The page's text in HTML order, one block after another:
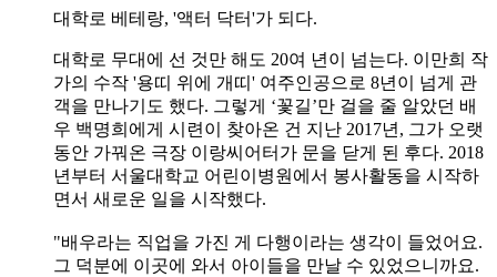
대학로 베테랑, '액터 닥터'가 되다.
대학로 무대에 선 것만 해도 20여 년이 넘는다. 이만희 작
가의 수작 '용띠 위에 개띠' 여주인공으로 8년이 넘게 관
객을 만나기도 했다. 그렇게 ‘꽃길’만 걸을 줄 알았던 배
우 백명희에게 시련이 찾아온 건 지난 2017년, 그가 오랫
동안 가꿔온 극장 이랑씨어터가 문을 닫게 된 후다. 2018
년부터 서울대학교 어린이병원에서 봉사활동을 시작하
면서 새로운 일을 시작했다.
"배우라는 직업을 가진 게 다행이라는 생각이 들었어요.
그 덕분에 이곳에 와서 아이들을 만날 수 있었으니까요.